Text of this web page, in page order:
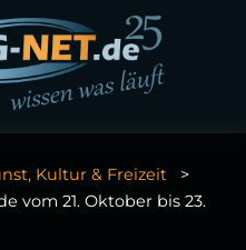
Kultur & Freizeit
vom 21. Oktober bis 23.